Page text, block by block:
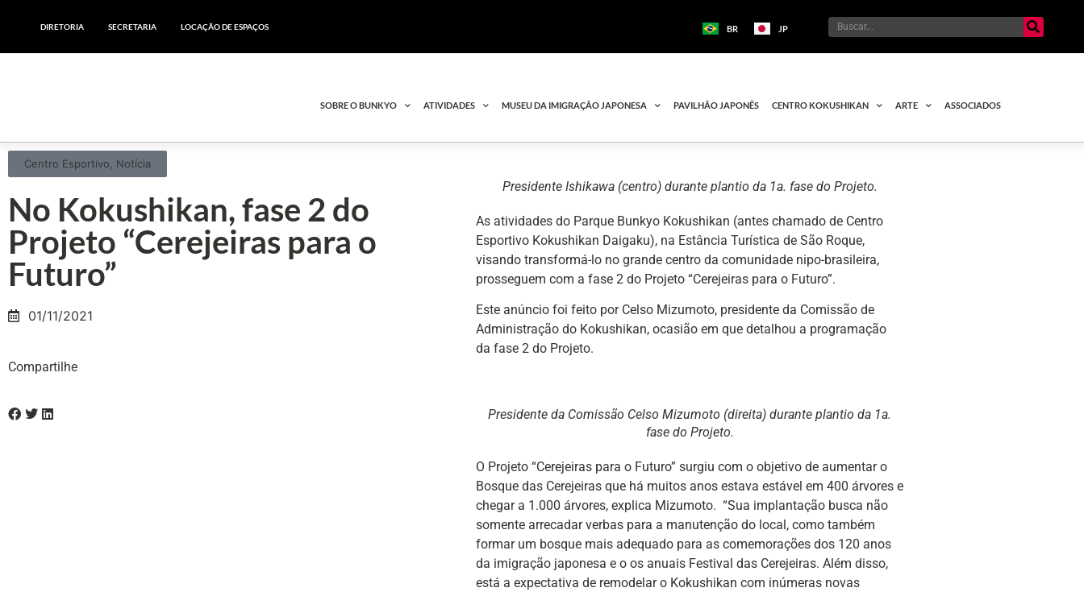
DIRETORIA SECRETARIA LOCAÇÃO DE ESPAÇOS BR JP
SOBRE O BUNKYO ATIVIDADES MUSEU DA IMIGRAÇÃO JAPONESA PAVILHÃO JAPONÊS CENTRO KOKUSHIKAN ARTE ASSOCIADOS
Centro Esportivo Notícia
No Kokushikan, fase 2 do
Projeto “Cerejeiras para o
Futuro”
01/11/2021
Compartilhe
Presidente Ishikawa (centro) durante plantio da 1a. fase do Projeto.
As atividades do Parque Bunkyo Kokushikan (antes chamado de Centro
Esportivo Kokushikan Daigaku), na Estância Turística de São Roque,
visando transformá-lo no grande centro da comunidade nipo-brasileira,
prosseguem com a fase 2 do Projeto “Cerejeiras para o Futuro”.
Este anúncio foi feito por Celso Mizumoto, presidente da Comissão de
Administração do Kokushikan, ocasião em que detalhou a programação
da fase 2 do Projeto.
Presidente da Comissão Celso Mizumoto (direita) durante plantio da 1a.
fase do Projeto.
O Projeto “Cerejeiras para o Futuro” surgiu com o objetivo de aumentar o
Bosque das Cerejeiras que há muitos anos estava estável em 400 árvores e
chegar a 1.000 árvores, explica Mizumoto. “Sua implantação busca não
somente arrecadar verbas para a manutenção do local, como também
formar um bosque mais adequado para as comemorações dos 120 anos
da imigração japonesa e o os anuais Festival das Cerejeiras. Além disso,
está a expectativa de remodelar o Kokushikan com inúmeras novas